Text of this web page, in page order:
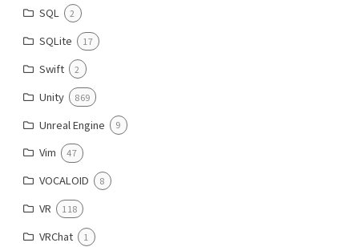
SQL 2
SQLite 17
Swift 2
Unity 869
Unreal Engine 9
Vim 47
VOCALOID 8
VR 118
VRChat 1